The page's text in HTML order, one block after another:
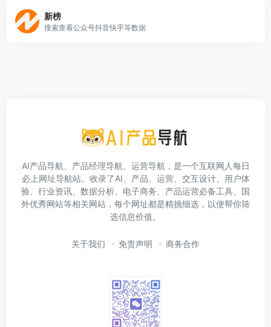
新榜
搜索查看公众号抖音快手等数据
AI产品导航、产品经理导航、运营导航，是一个互联网人每日
必上网址导航站。收录了AI、产品、运营、交互设计、用户体
验、行业资讯、数据分析、电子商务、产品运营必备工具、国
外优秀网站等相关网站，每个网址都是精挑细选，以便帮你筛
选信息价值。
关于我们 免责声明 商务合作